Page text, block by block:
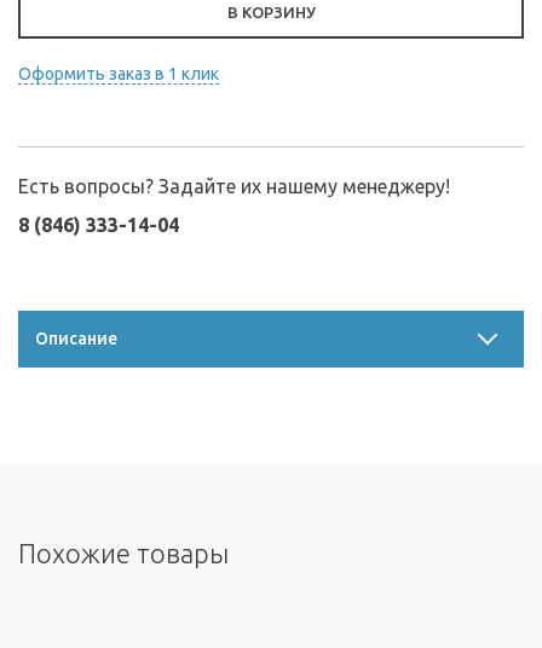
В КОРЗИНУ
Оформить заказ в 1 клик
Есть вопросы? Задайте их нашему менеджеру!
8 (846) 333-14-04
Описание
Похожие товары